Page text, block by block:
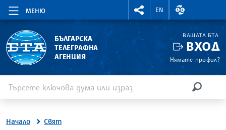
МЕНЮ
RIGHTMENU.SOCIAL
EN
ВАЛУТНИ
БЪЛГАРСКА
ТЕЛЕГРАФНА
АГЕНЦИЯ
ВАШАТА БТА
ВХОД
Нямате профил?
Начало Свят